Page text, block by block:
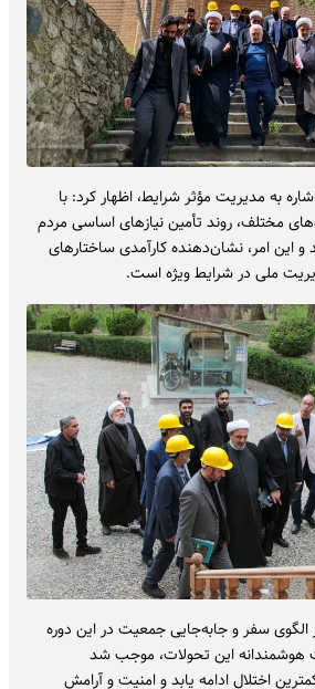
به مدیریت مؤثر شرایط، اظهار کرد: با
مختلف، روند تأمین نیازهای اساسی مردم
این امر، نشان‌دهنده کارآمدی ساختارهای
ملی در شرایط ویژه است.
سفر و جابه‌جایی جمعیت در این دوره
هوشمندانه این تحولات، موجب شد
اختلال ادامه یابد و امنیت و آرامش